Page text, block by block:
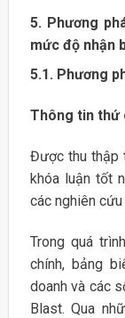
5. Phương
mức độ nhận
5.1. Phương
Thông tin thứ
Được thu thập
khóa luận tốt
các nghiên
Trong quá
chính, bảng
doanh và các
Blast. Qua